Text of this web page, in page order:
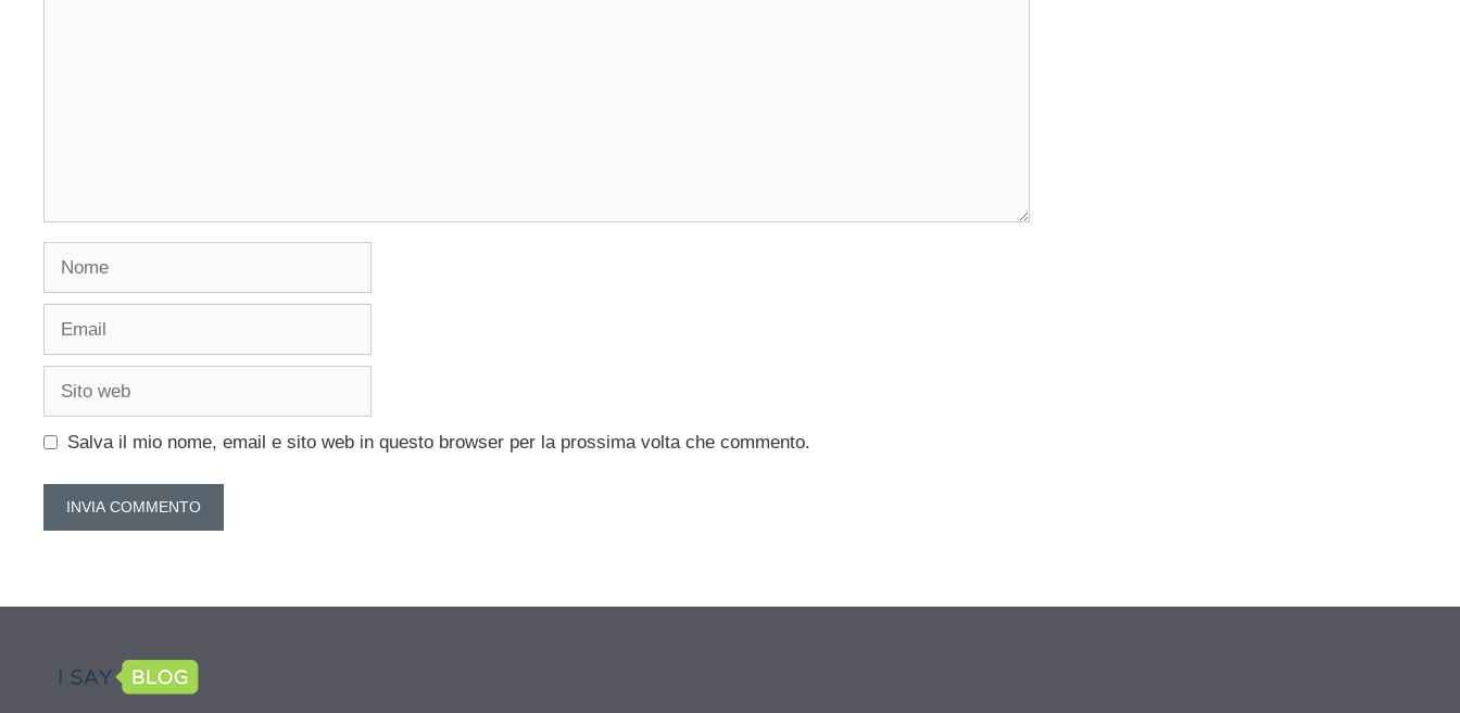
Salva il mio nome, email e sito web in questo browser per la prossima volta che commento.